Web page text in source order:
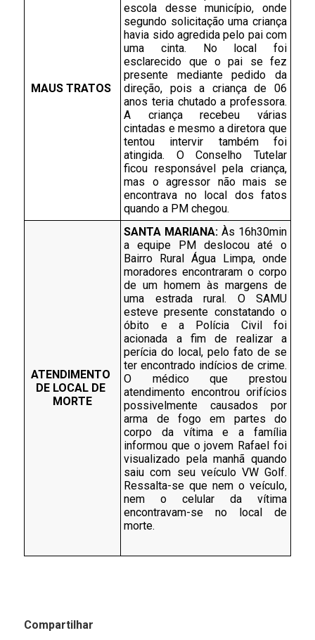
MAUS TRATOS
escola desse município, onde
segundo solicitação uma criança
havia sido agredida pelo pai com
uma cinta. No local foi
esclarecido que o pai se fez
presente mediante pedido da
direção, pois a criança de 06
anos teria chutado a professora.
A criança recebeu várias
cintadas e mesmo a diretora que
tentou intervir também foi
atingida. O Conselho Tutelar
ficou responsável pela criança,
mas o agressor não mais se
encontrava no local dos fatos
quando a PM chegou.
ATENDIMENTO
DE LOCAL DE
MORTE
SANTA MARIANA: Às 16h30min
a equipe PM deslocou até o
Bairro Rural Água Limpa, onde
moradores encontraram o corpo
de um homem às margens de
uma estrada rural. O SAMU
esteve presente constatando o
óbito e a Polícia Civil foi
acionada a fim de realizar a
perícia do local, pelo fato de se
ter encontrado indícios de crime.
O médico que prestou
atendimento encontrou orifícios
possivelmente causados por
arma de fogo em partes do
corpo da vítima e a família
informou que o jovem Rafael foi
visualizado pela manhã quando
saiu com seu veículo VW Golf.
Ressalta-se que nem o veículo,
nem o celular da vítima
encontravam-se no local de
morte.
Compartilhar